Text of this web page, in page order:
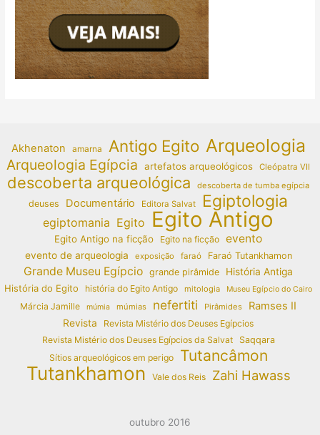
Akhenaton amarna Antigo Egito Arqueologia
Arqueologia Egípcia artefatos arqueológicos Cleópatra VII
descoberta arqueológica descoberta de tumba egípcia
deuses Documentário Editora Salvat Egiptologia
egiptomania Egito Egito Antigo
Egito Antigo na ficção Egito na ficção evento
evento de arqueologia exposição faraó Faraó Tutankhamon
Grande Museu Egípcio grande pirâmide
História Antiga
História do Egito
história do Egito Antigo mitologia Museu Egípcio do Cairo
Márcia Jamille múmia múmias nefertiti Pirâmides Ramses II
Revista
Revista Mistério dos Deuses Egípcios
Revista Mistério dos Deuses Egípcios da Salvat
Saqqara
Sítios arqueológicos em perigo
Tutancâmon
Tutankhamon Vale dos Reis Zahi Hawass
outubro 2016